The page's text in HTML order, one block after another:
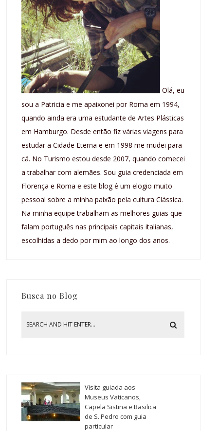
Olá, eu
sou a Patricia e me apaixonei por Roma em 1994,
quando ainda era uma estudante de Artes Plásticas
em Hamburgo. Desde então fiz várias viagens para
estudar a Cidade Eterna e em 1998 me mudei para
cá. No Turismo estou desde 2007, quando comecei
a trabalhar com alemães. Sou guia credenciada em
Florença e Roma e este blog é um elogio muito
pessoal sobre a minha paixão pela cultura Clássica.
Na minha equipe trabalham as melhores guias que
falam português nas principais capitais italianas,
escolhidas a dedo por mim ao longo dos anos.
Busca no Blog
Visita guiada aos
Museus Vaticanos,
Capela Sistina e Basilica
de S. Pedro com guia
particular